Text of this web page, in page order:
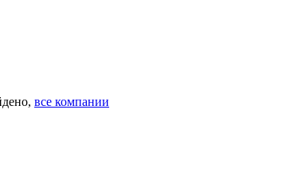
все компании